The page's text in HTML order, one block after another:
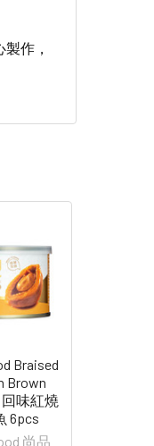
作，
Braised
Brown
回味紅燒
6pcs
尚品